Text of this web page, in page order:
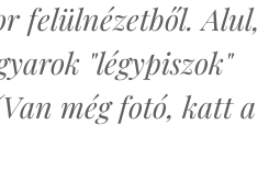
felülnézetből. Alul,
"légypiszok"
még fotó, katt a